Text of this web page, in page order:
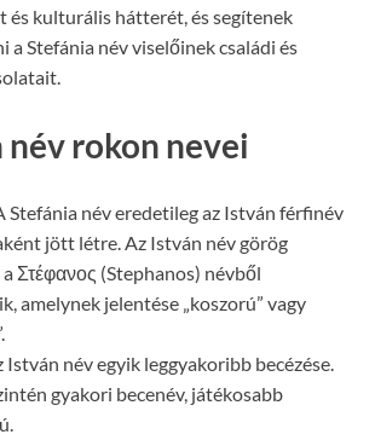
és kulturális hátterét, és segítenek
a Stefánia név viselőinek családi és
név rokon nevei
Stefánia név eredetileg az István férfinév
jött létre. Az István név görög
Στέφανος (Stephanos) névből
amelynek jelentése „koszorú” vagy
István név egyik leggyakoribb becézése.
gyakori becenév, játékosabb